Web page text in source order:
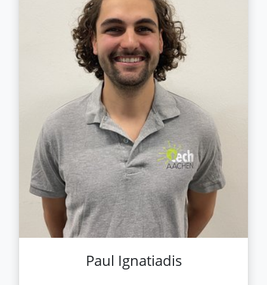
Paul Ignatiadis